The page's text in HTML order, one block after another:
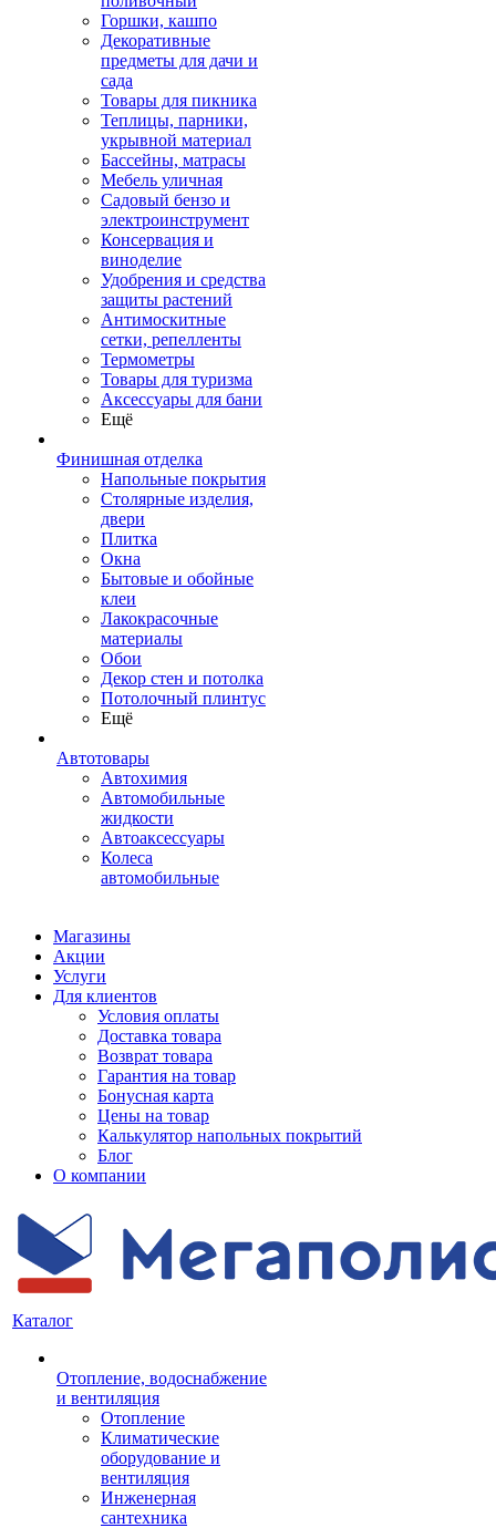
Горшки, кашпо
Декоративные
предметы для дачи и
сада
Товары для пикника
Теплицы, парники,
укрывной материал
Бассейны, матрасы
Мебель уличная
Садовый бензо и
электроинструмент
Консервация и
виноделие
Удобрения и средства
защиты растений
Антимоскитные
сетки, репелленты
Термометры
Товары для туризма
Аксессуары для бани
Ещё
Финишная отделка
Напольные покрытия
Столярные изделия,
двери
Плитка
Окна
Бытовые и обойные
клеи
Лакокрасочные
материалы
Обои
Декор стен и потолка
Потолочный плинтус
Ещё
Автотовары
Автохимия
Автомобильные
жидкости
Автоаксессуары
Колеса
автомобильные
Магазины
Акции
Услуги
Для клиентов
Условия оплаты
Доставка товара
Возврат товара
Гарантия на товар
Бонусная карта
Цены на товар
Калькулятор напольных покрытий
Блог
О компании
Каталог
Отопление, водоснабжение
и вентиляция
Отопление
Климатические
оборудование и
вентиляция
Инженерная
сантехника